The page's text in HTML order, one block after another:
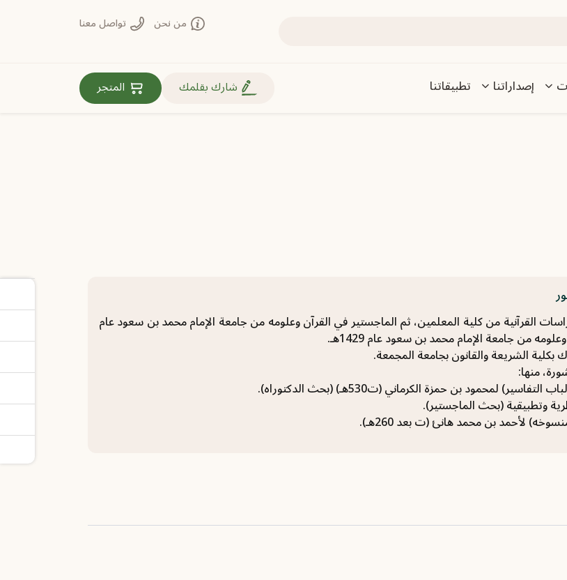
من نحن تواصل معنا
إصداراتنا تطبيقاتنا روابط مهمة
شارك بقلمك المتجر
القرآنية من كلية المعلمين، ثم الماجستير في القرآن وعلومه من جامعة الإمام محمد بن سعود عام
بكلية الشريعة والقانون بجامعة المجمعة.
منها:
لمحمود بن حمزة الكرماني (ت530هـ) (بحث الدكتوراه).
وتطبيقية (بحث الماجستير).
لأحمد بن محمد هانئ (ت بعد 260هـ).